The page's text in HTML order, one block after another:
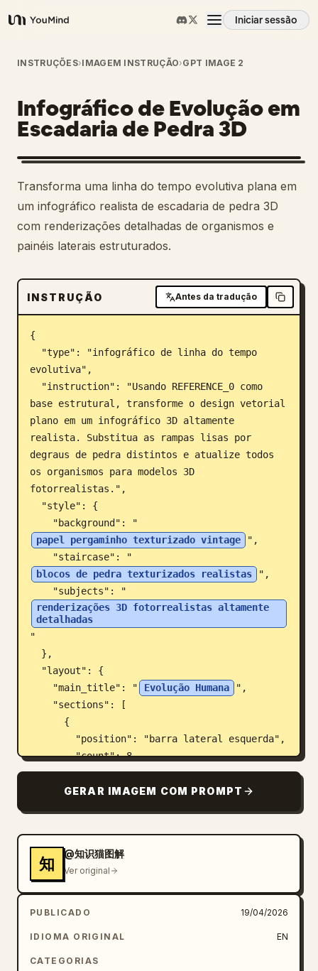
YouMind
Iniciar sessão
Visão geral
Casos de uso
Habilidades
Prompts
Preços
Transferir
Blogue
Atualizações
INSTRUÇÕES›IMAGEM INSTRUÇÃO›GPT IMAGE 2
Infográfico de Evolução em
Escadaria de Pedra 3D
Transforma uma linha do tempo evolutiva plana em
um infográfico realista de escadaria de pedra 3D
com renderizações detalhadas de organismos e
painéis laterais estruturados.
INSTRUÇÃO Antes da tradução
{
evolutiva",
base estrutural, transforme o design vetorial
plano em um infográfico 3D altamente
realista. Substitua as rampas lisas por
degraus de pedra distintos e atualize todos
os organismos para modelos 3D
fotorrealistas.",
    "background": "
papel pergaminho texturizado vintage
",
    "staircase": "
blocos de pedra texturizados realistas
",
    "subjects": "
renderizações 3D fotorrealistas altamente
detalhadas
"
    "main_title": "
Evolução Humana
",
        "count": 8,
        "labels": ["L0: Vida unicelular",
"L1: Organismos multicelulares", "L2: Reino
sapiens"]
      },
      {
        "position": "superior direito",
perdidas",
        "description": "Legenda com ícones de
GERAR IMAGEM COM PROMPT
知
@知识猫图解
Ver original
PUBLICADO 19/04/2026
IDIOMA ORIGINAL EN
CATEGORIAS